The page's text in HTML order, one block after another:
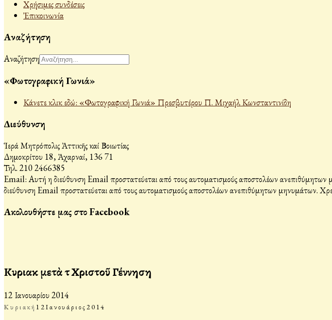
Χρήσιμες συνδέσεις
Ἐπικοινωνία
Αναζήτηση
Αναζήτηση
«Φωτογραφική Γωνιά»
Κάνετε κλικ εδώ: «Φωτογραφική Γωνιά» Πρεσβυτέρου Π. Μιχαήλ Κωνσταντινίδη
Διεύθυνση
Ἱερά Μητρόπολις Ἀττικῆς καί Βοιωτίας
Δημοκρίτου 18, Ἀχαρναί, 136 71
Τηλ. 210 2466385
Email: Αυτή η διεύθυνση Email προστατεύεται από τους αυτοματισμούς αποστολέων ανεπιθύμητων
διεύθυνση Email προστατεύεται από τους αυτοματισμούς αποστολέων ανεπιθύμητων μηνυμάτων.
Ακολουθήστε μας στο Facebook
Κυριακὴ μετὰ τὴ Χριστοῦ Γέννηση
12 Ιανουαρίου 2014
Κυριακή 12Ιανουάριος2014